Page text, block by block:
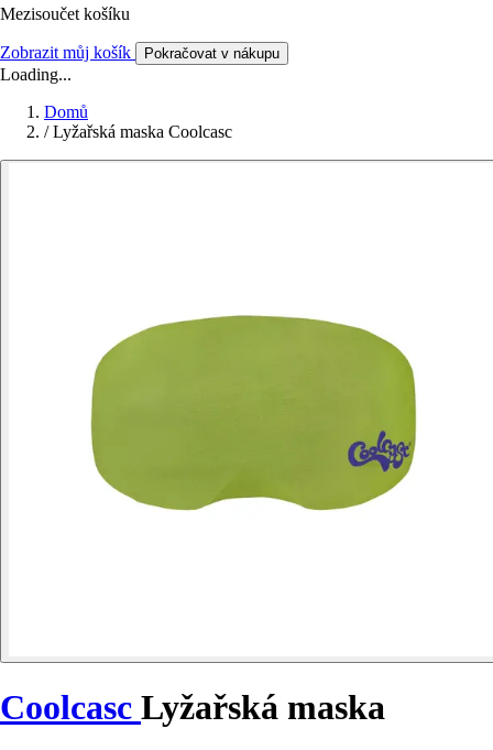
Mezisoučet košíku
Zobrazit můj košík Pokračovat v nákupu
Loading...
Domů
/ Lyžařská maska Coolcasc
Coolcasc Lyžařská maska